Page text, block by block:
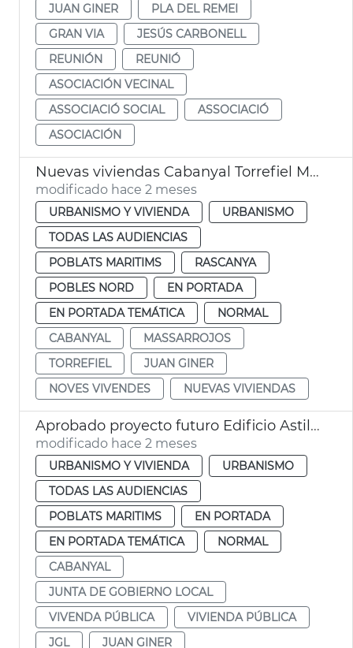
JUAN GINER
PLA DEL REMEI
GRAN VIA
JESÚS CARBONELL
REUNIÓN
REUNIÓ
ASOCIACIÓN VECINAL
ASSOCIACIÓ SOCIAL
ASSOCIACIÓ
ASOCIACIÓN
Nuevas viviendas Cabanyal Torrefiel Massrrojos València
modificado hace 2 meses
URBANISMO Y VIVIENDA
URBANISMO
TODAS LAS AUDIENCIAS
POBLATS MARITIMS
RASCANYA
POBLES NORD
EN PORTADA
EN PORTADA TEMÁTICA
NORMAL
CABANYAL
MASSARROJOS
TORREFIEL
JUAN GINER
NOVES VIVENDES
NUEVAS VIVIENDAS
Aprobado proyecto futuro Edificio Astilleros Cabañal València
modificado hace 2 meses
URBANISMO Y VIVIENDA
URBANISMO
TODAS LAS AUDIENCIAS
POBLATS MARITIMS
EN PORTADA
EN PORTADA TEMÁTICA
NORMAL
CABANYAL
JUNTA DE GOBIERNO LOCAL
VIVENDA PÚBLICA
VIVIENDA PÚBLICA
JGL
JUAN GINER